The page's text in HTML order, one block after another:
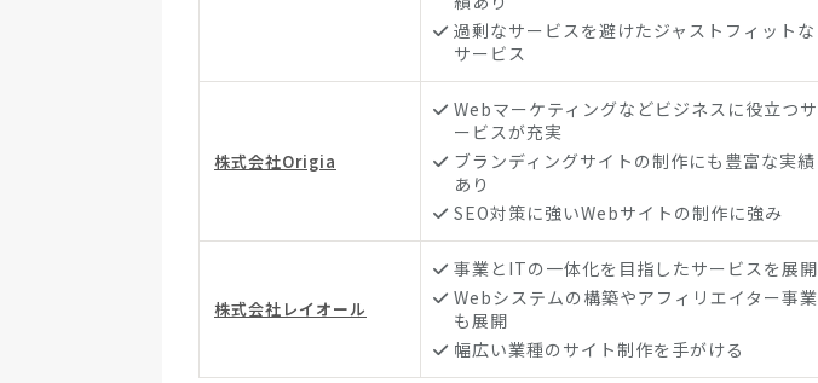
過剰なサービスを避けたジャストフィットな
サービス
株式会社Origia
Webマーケティングなどビジネスに役立つサ
ービスが充実
ブランディングサイトの制作にも豊富な実績
あり
SEO対策に強いWebサイトの制作に強み
株式会社レイオール
事業とITの一体化を目指したサービスを展開
Webシステムの構築やアフィリエイター事業
も展開
幅広い業種のサイト制作を手がける